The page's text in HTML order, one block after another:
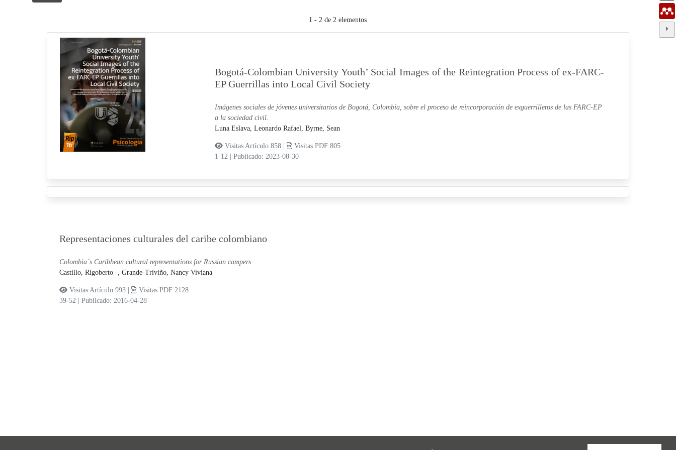
1 - 2 de 2 elementos
Bogotá-Colombian University Youth’ Social Images of the Reintegration Process of ex-FARC-
EP Guerrillas into Local Civil Society
Imágenes sociales de jóvenes universitarios de Bogotá, Colombia, sobre el proceso de reincorporación de exguerrilleros de las FARC-EP
a la sociedad civil.
Luna Eslava, Leonardo Rafael, Byrne, Sean
Visitas Artículo 858 |
Visitas PDF 805
1-12
Publicado: 2023-08-30
Representaciones culturales del caribe colombiano
Colombia´s Caribbean cultural representations for Russian campers
Castillo, Rigoberto -, Grande-Triviño, Nancy Viviana
Visitas Artículo 993 |
Visitas PDF 2128
39-52
Publicado: 2016-04-28